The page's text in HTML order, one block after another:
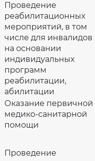
Проведение
реабилитационных
мероприятий, в том
числе для инвалидов
на основании
индивидуальных
программ
реабилитации,
абилитации
Оказание первичной
медико-санитарной
помощи
Проведение